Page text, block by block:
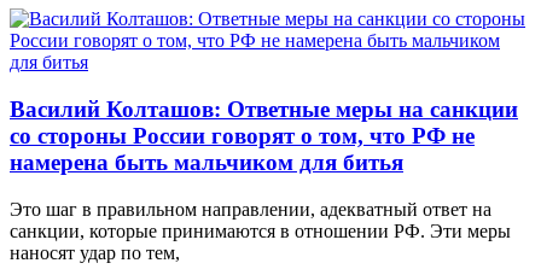
Василий Колташов: Ответные меры на санкции
со стороны России говорят о том, что РФ не
намерена быть мальчиком для битья
Это шаг в правильном направлении, адекватный ответ на
санкции, которые принимаются в отношении РФ. Эти меры
наносят удар по тем,